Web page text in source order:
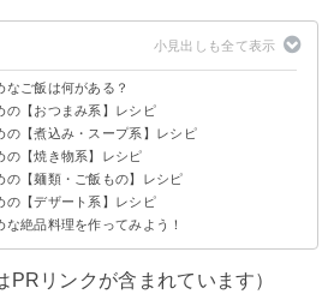
ご飯は何がある？
旬の食材
の【おつまみ系】レシピ
きのこのアヒージョ
ーに！アクアパッツァ
きのこのホイル焼き
炒り銀杏
の【煮込み・スープ系】レシピ
の【焼き物系】レシピ
！丸鶏ローストチキン
味しさ！なすの丸焼き
の【麺類・ご飯もの】レシピ
！手打ちほうとう
らこ飯
伊勢海老のパエリア
の【デザート系】レシピ
焼きりんご
き芋
！りんごケーキ
ットで焼き栗
簡単スイートポテト
絶品料理を作ってみよう！
PRリンクが含まれています）